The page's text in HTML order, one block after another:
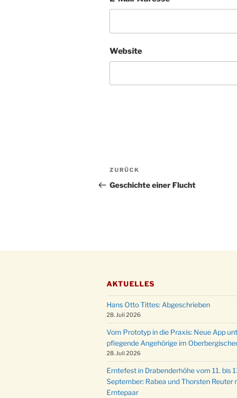
Website
Beitragsnavigation
Vorheriger
Beitrag
ZURÜCK
Geschichte einer Flucht
AKTUELLES
Hans Otto Tittes: Abgeschrieben
28. Juli 2026
Vom Prototyp in die Praxis: Neue App
pflegende Angehörige im
28. Juli 2026
Erntefest in Drabenderhöhe vom 11. bis
September: Rabea und Thorsten Reuter
Erntepaar